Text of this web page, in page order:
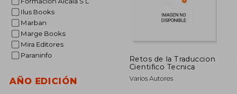
Ilus Books
Marban
Marge Books
Mira Editores
Paraninfo
AÑO EDICIÓN
Retos de la Traduccion
Cientifico Tecnica
Varios Autores